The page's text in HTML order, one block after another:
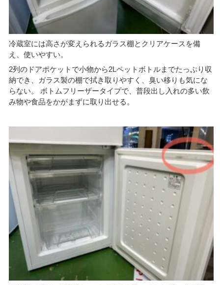
冷蔵室には高さが変えられるガラス棚とクリアケースを備
え、使いやすい。
2列のドアポケットで小物から2Lペットボトルまでたっぷり収
納でき、ガラス製の棚で拭き取りやすく、臭い移りも気にな
らない。 ボトムフリーザータイプで、普段出し入れの多い飲
み物や食品をかがまずに取り出せる。